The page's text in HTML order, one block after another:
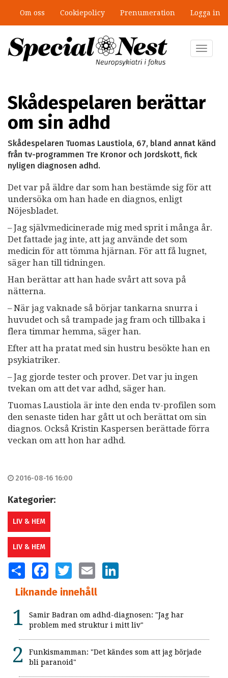
huvudinnehåll
Om oss Cookiepolicy Prenumeration Logga in
Toggle
Skådespelaren berättar
om sin adhd
Skådespelaren Tuomas Laustiola, 67, bland annat känd
från tv-programmen Tre Kronor och Jordskott, fick
nyligen diagnosen adhd.
Det var på äldre dar som han bestämde sig för att
undersöka om han hade en diagnos, enligt
Nöjesbladet.
– Jag självmedicinerade mig med sprit i många år.
Det fattade jag inte, att jag använde det som
medicin för att tömma hjärnan. För att få lugnet,
säger han till tidningen.
Han berättar att han hade svårt att sova på
nätterna.
– När jag vaknade så börjar tankarna snurra i
huvudet och så trampade jag fram och tillbaka i
flera timmar hemma, säger han.
Efter att ha pratat med sin hustru besökte han en
psykiatriker.
– Jag gjorde tester och prover. Det var ju ingen
tvekan om att det var adhd, säger han.
Tuomas Laustiola är inte den enda tv-profilen som
den senaste tiden har gått ut och berättat om sin
diagnos. Också Kristin Kaspersen berättade förra
veckan om att hon har adhd.
2016-08-16 16:00
Kategorier:
LIV & HEM
LIV & HEM
SHARE FACEBOOKTWITTER EMAIL
Liknande innehåll
Samir Badran om adhd-diagnosen: "Jag har
problem med struktur i mitt liv"
Funkismamman: "Det kändes som att jag började
bli paranoid"
”Jobbet gick bra – just därför togs
stödet bort”